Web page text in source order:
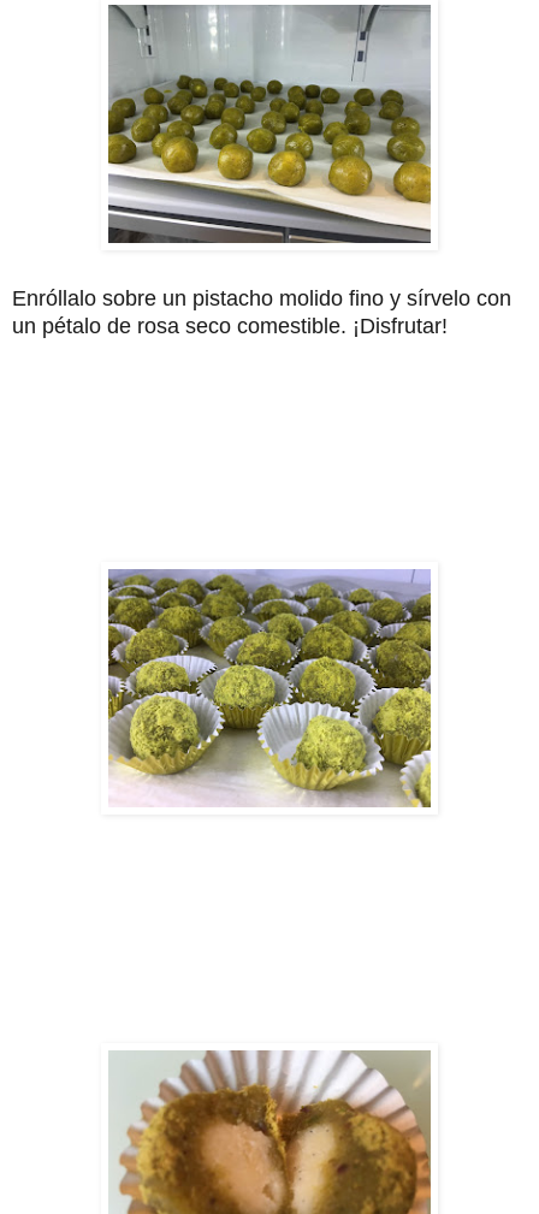
Enróllalo sobre un pistacho molido fino y sírvelo con
un pétalo de rosa seco comestible. ¡Disfrutar!